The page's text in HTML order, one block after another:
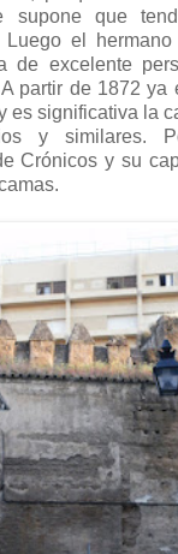
supone que
el hermano
de excelente
partir de 1872 ya
es significativa la
y similares.
Crónicos y su